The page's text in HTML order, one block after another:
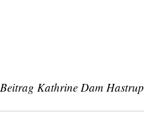
Beitrag Kathrine Dam Hastrup